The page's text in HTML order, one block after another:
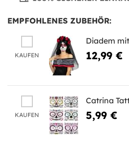
EMPFOHLENES ZUBEHÖR:
KAUFEN
Diadem
12,99 €
KAUFEN
Catrina
5,99 €